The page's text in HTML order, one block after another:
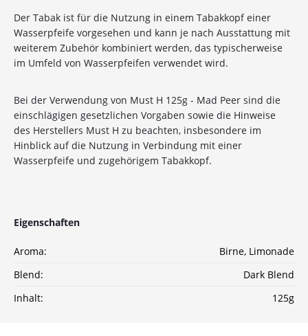
Der Tabak ist für die Nutzung in einem Tabakkopf einer
Wasserpfeife vorgesehen und kann je nach Ausstattung mit
weiterem Zubehör kombiniert werden, das typischerweise
im Umfeld von Wasserpfeifen verwendet wird.
Bei der Verwendung von Must H 125g - Mad Peer sind die
einschlägigen gesetzlichen Vorgaben sowie die Hinweise
des Herstellers Must H zu beachten, insbesondere im
Hinblick auf die Nutzung in Verbindung mit einer
Wasserpfeife und zugehörigem Tabakkopf.
Eigenschaften
Aroma: Birne, Limonade
Blend:
Dark Blend
Inhalt:
125g
10%Newsletter-Rabatt
auf deine Bestellung
bei Wolke7ShishaShop.de!
deiner nächsten Bestellung in unserem Online-Shop.
Shisha-Produkten, Tabaksorten und Zubehör – alles,
was du für das perfekte Shisha-Erlebnis brauchst!